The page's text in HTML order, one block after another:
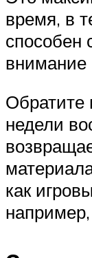
время, в
способен
внимание
Обратите
недели
как